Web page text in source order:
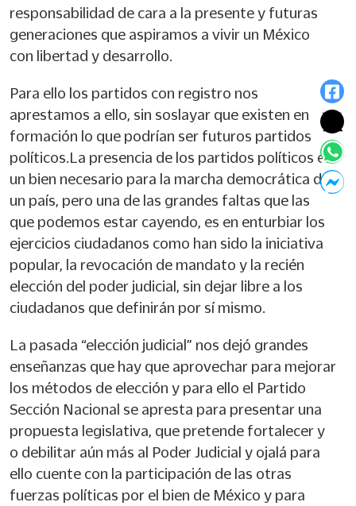
responsabilidad de cara a la presente y futuras
generaciones que aspiramos a vivir un México
con libertad y desarrollo.
Para ello los partidos con registro nos
aprestamos a ello, sin soslayar que existen en
formación lo que podrían ser futuros partidos
políticos.La presencia de los partidos políticos es
un bien necesario para la marcha democrática de
un país, pero una de las grandes faltas que las
que podemos estar cayendo, es en enturbiar los
ejercicios ciudadanos como han sido la iniciativa
popular, la revocación de mandato y la recién
elección del poder judicial, sin dejar libre a los
ciudadanos que definirán por sí mismo.
La pasada “elección judicial” nos dejó grandes
enseñanzas que hay que aprovechar para mejorar
los métodos de elección y para ello el Partido
Sección Nacional se apresta para presentar una
propuesta legislativa, que pretende fortalecer y
o debilitar aún más al Poder Judicial y ojalá para
ello cuente con la participación de las otras
fuerzas políticas por el bien de México y para